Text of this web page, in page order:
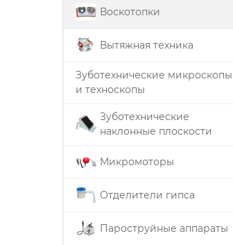
Воскотопки
Вытяжная техника
Зуботехнические микроскопы
и техноскопы
Зуботехнические
наклонные плоскости
Микромоторы
Отделители гипса
Пароструйные аппараты